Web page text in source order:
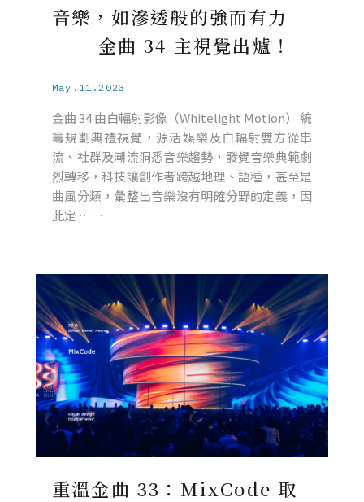
音樂，如滲透般的強而有力
── 金曲 34 主視覺出爐！
May.11.2023
金曲 34 由白輻射影像（Whitelight Motion） 統
籌規劃典禮視覺，源活娛樂及白輻射雙方從串
流、社群及潮流洞悉音樂趨勢，發覺音樂典範劇
烈轉移，科技讓創作者跨越地理、語種，甚至是
曲風分類，彙整出音樂沒有明確分野的定義，因
此定 ……
重溫金曲 33：MixCode 取